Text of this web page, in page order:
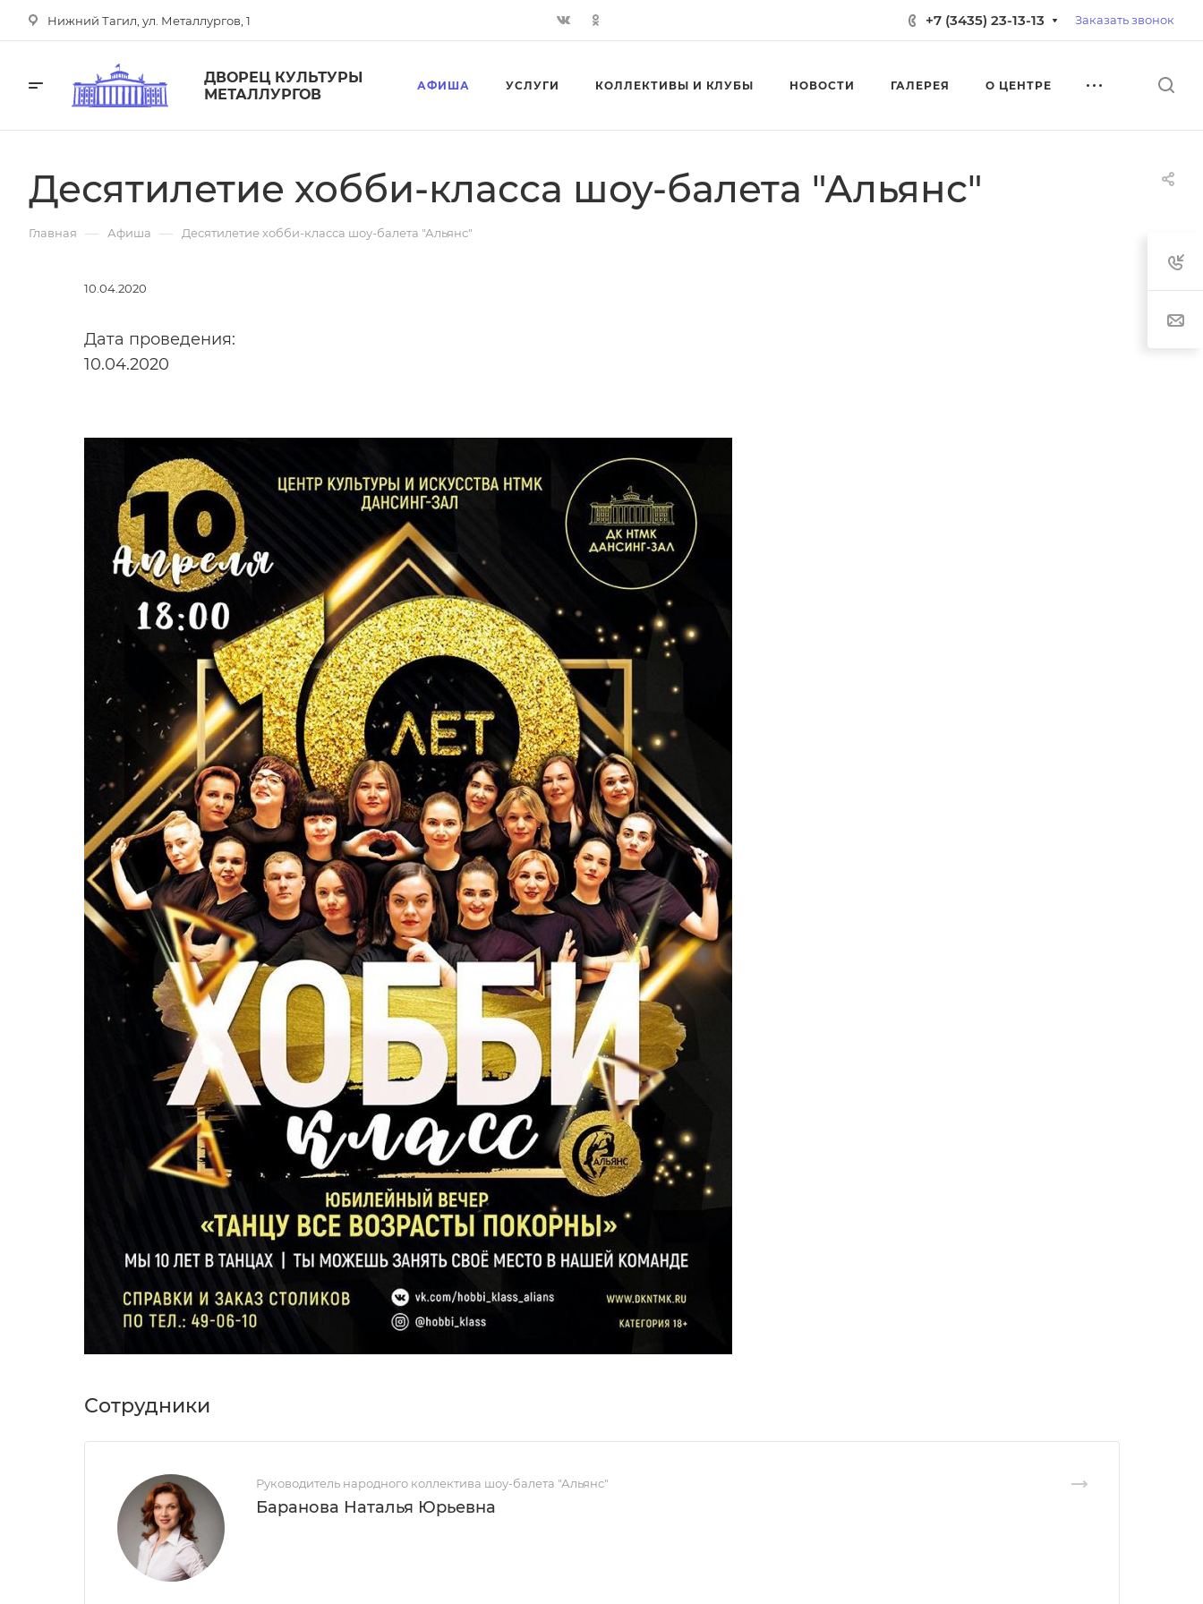
Нижний Тагил, ул. Металлургов, 1 +7 (3435) 23-13-13 Заказать звонок
ДВОРЕЦ КУЛЬТУРЫ
МЕТАЛЛУРГОВ
АФИША УСЛУГИ КОЛЛЕКТИВЫ И КЛУБЫ НОВОСТИ ГАЛЕРЕЯ О ЦЕНТРЕ
Десятилетие хобби-класса шоу-балета "Альянс"
Главная — Афиша — Десятилетие хобби-класса шоу-балета "Альянс"
10.04.2020
Дата проведения:
10.04.2020
Сотрудники
Руководитель народного коллектива шоу-балета "Альянс"
Баранова Наталья Юрьевна